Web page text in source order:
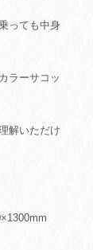
っても中身
ラーサコッ
解いただけ